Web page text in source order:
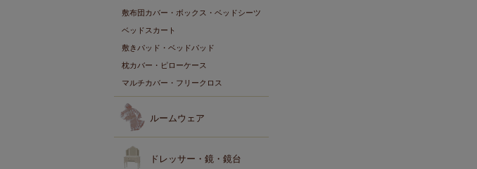
敷布団カバー・ボックス・ベッドシーツ
ベッドスカート
敷きパッド・ベッドパッド
枕カバー・ピローケース
マルチカバー・フリークロス
ルームウェア
ドレッサー・鏡・鏡台